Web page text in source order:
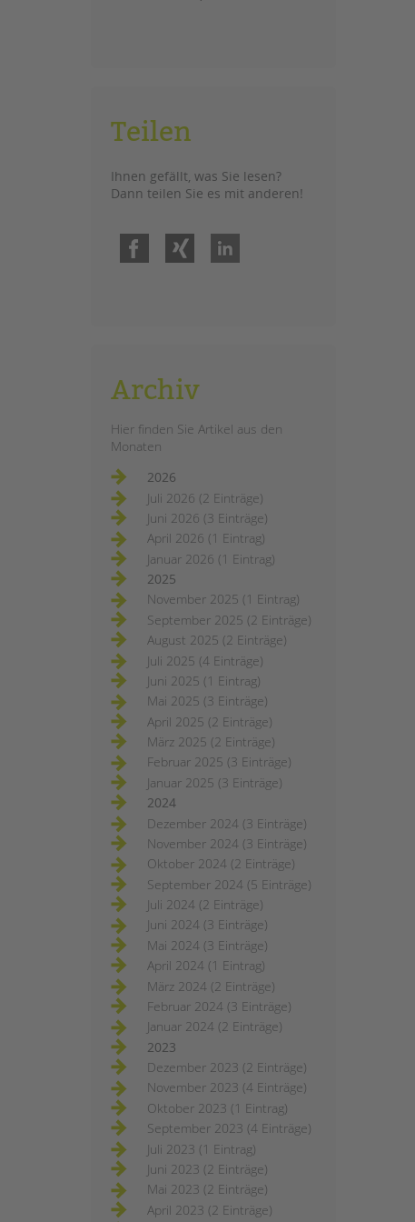
Teilen
Ihnen gefällt, was Sie lesen?
Dann teilen Sie es mit anderen!
Facebook
Archiv
Hier finden Sie Artikel aus den
Monaten
2026
Juli 2026 (2 Einträge)
Juni 2026 (3 Einträge)
April 2026 (1 Eintrag)
Januar 2026 (1 Eintrag)
2025
November 2025 (1 Eintrag)
September 2025 (2 Einträge)
August 2025 (2 Einträge)
Juli 2025 (4 Einträge)
Juni 2025 (1 Eintrag)
Mai 2025 (3 Einträge)
April 2025 (2 Einträge)
März 2025 (2 Einträge)
Februar 2025 (3 Einträge)
Januar 2025 (3 Einträge)
2024
Dezember 2024 (3 Einträge)
November 2024 (3 Einträge)
Oktober 2024 (2 Einträge)
September 2024 (5 Einträge)
Juli 2024 (2 Einträge)
Juni 2024 (3 Einträge)
Mai 2024 (3 Einträge)
April 2024 (1 Eintrag)
März 2024 (2 Einträge)
Februar 2024 (3 Einträge)
Januar 2024 (2 Einträge)
2023
Dezember 2023 (2 Einträge)
November 2023 (4 Einträge)
Oktober 2023 (1 Eintrag)
September 2023 (4 Einträge)
Juli 2023 (1 Eintrag)
Juni 2023 (2 Einträge)
Mai 2023 (2 Einträge)
April 2023 (2 Einträge)